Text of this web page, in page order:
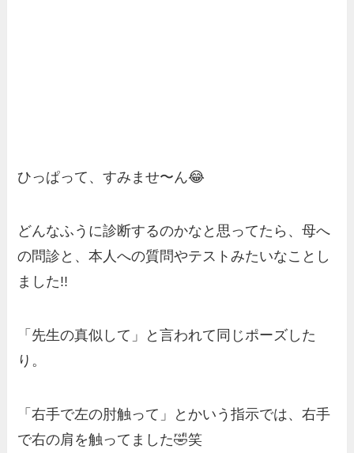
ひっぱって、すみませ〜ん😂
どんなふうに診断するのかなと思ってたら、母へ
の問診と、本人への質問やテストみたいなことし
ました!!
「先生の真似して」と言われて同じポーズした
り。
「右手で左の肘触って」とかいう指示では、右手
で右の肩を触ってました🤣笑